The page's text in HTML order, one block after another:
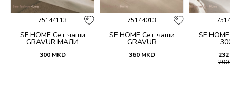
75144113
SF HOME Сет чаши
GRAVUR МАЛИ
300 MKD
75144013
SF HOME Сет чаши
GRAVUR
360 MKD
SF
232
290